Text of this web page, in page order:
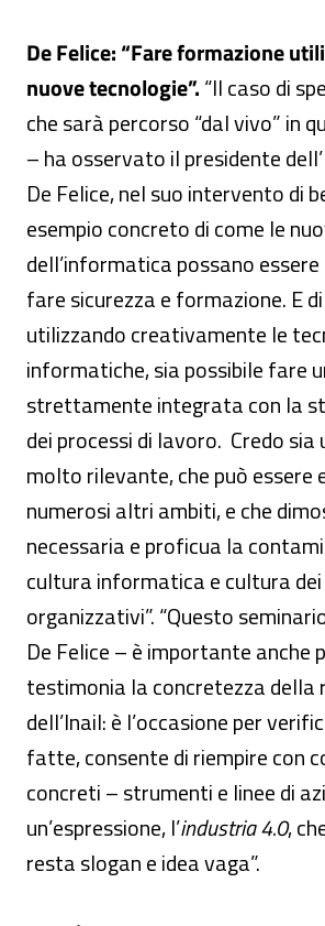
De Felice: “Fare formazione
nuove tecnologie”.“Il caso di
che sarà percorso “dal vivo” in
– ha osservato il presidente
De Felice, nel suo intervento di
esempio concreto di come le
dell’informatica possano
fare sicurezza e formazione. E
utilizzando creativamente le
informatiche, sia possibile fare
strettamente integrata con la
dei processi di lavoro. Credo sia
molto rilevante, che può essere
numerosi altri ambiti, e che
necessaria e proficua la
cultura informatica e cultura
organizzativi”. “Questo
De Felice – è importante anche
testimonia la concretezza della
dell’Inail: è l’occasione per
fatte, consente di riempire con
concreti – strumenti e linee di
un’espressione, l’industria 4.0,
resta slogan e idea vaga”.